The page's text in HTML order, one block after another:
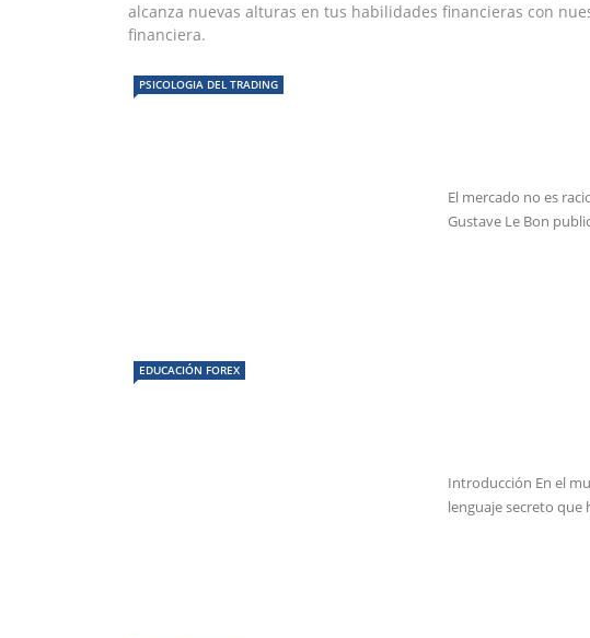
alcanza nuevas alturas en tus habilidades financieras con
financiera.
PSICOLOGIA DEL TRADING
El mercado no es
Gustave Le Bon
EDUCACIÓN FOREX
Introducción En el
lenguaje secreto que